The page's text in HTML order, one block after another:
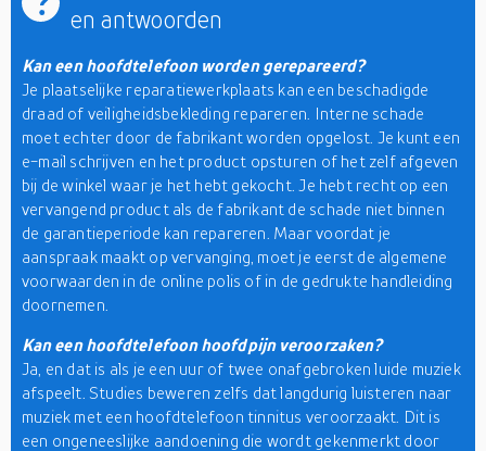
en antwoorden
Kan een hoofdtelefoon worden gerepareerd?
Je plaatselijke reparatiewerkplaats kan een beschadigde
draad of veiligheidsbekleding repareren. Interne schade
moet echter door de fabrikant worden opgelost. Je kunt een
e-mail schrijven en het product opsturen of het zelf afgeven
bij de winkel waar je het hebt gekocht. Je hebt recht op een
vervangend product als de fabrikant de schade niet binnen
de garantieperiode kan repareren. Maar voordat je
aanspraak maakt op vervanging, moet je eerst de algemene
voorwaarden in de online polis of in de gedrukte handleiding
doornemen.
Kan een hoofdtelefoon hoofdpijn veroorzaken?
Ja, en dat is als je een uur of twee onafgebroken luide muziek
afspeelt. Studies beweren zelfs dat langdurig luisteren naar
muziek met een hoofdtelefoon tinnitus veroorzaakt. Dit is
een ongeneeslijke aandoening die wordt gekenmerkt door